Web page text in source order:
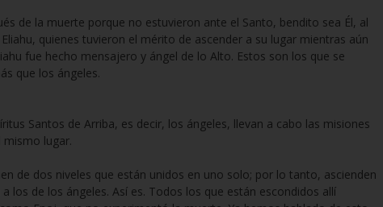
de la muerte porque no estuvieron ante el Santo, bendito sea Él, al
quienes tuvieron el mérito de ascender a su lugar mientras aún
fue hecho mensajero y ángel de lo Alto. Estos son los que se
que los ángeles.
Santos de Arriba, es decir, los ángeles, llevan a cabo las misiones
mismo lugar.
de dos niveles que están unidos en uno solo; por lo tanto, ascienden
los de los ángeles. Así es. Todos los que están escondidos allí